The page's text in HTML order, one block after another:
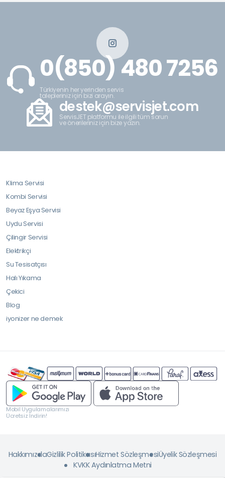
0(850) 480 7256
Türkiyenin her yerinden servis
talepleriniz için bizi arayın.
destek@servisjet.com
ServisJET platformu ile ilgili tüm sorun
ve önerileriniz için bize yazın.
Klima Servisi
Kombi Servisi
Beyaz Eşya Servisi
Uydu Servisi
Çilingir Servisi
Elektrikçi
Su Tesisatçısı
Halı Yıkama
Çekici
Blog
iyonizer ne demek
Mobil Uygulamalarımızı
Ücretsiz İndirin!
HakkımızdaGizlilik PolitikasıHizmet SözleşmesiÜyelik Sözleşmesi
KVKK Aydınlatma Metni